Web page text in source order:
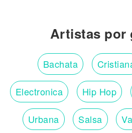
Artistas por
Bachata
Electronica Hip Hop
Urbana Salsa